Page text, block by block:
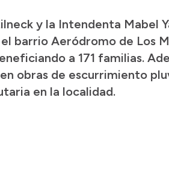
y la Intendenta Mabel
barrio Aeródromo de Los
a 171 familias.
obras de escurrimiento
en la localidad.